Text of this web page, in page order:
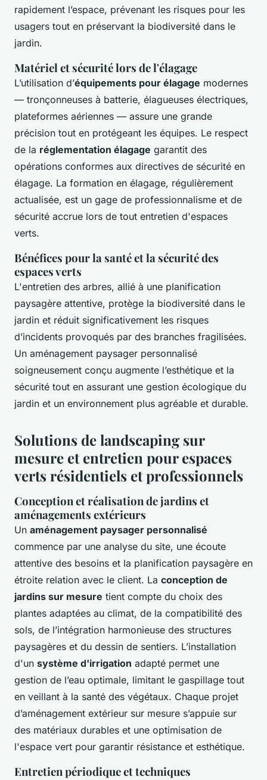
rapidement l’espace, prévenant les risques pour les
usagers tout en préservant la biodiversité dans le
jardin.
Matériel et sécurité lors de l'élagage
L’utilisation d’équipements pour élagage modernes
— tronçonneuses à batterie, élagueuses électriques,
plateformes aériennes — assure une grande
précision tout en protégeant les équipes. Le respect
de la réglementation élagage garantit des
opérations conformes aux directives de sécurité en
élagage. La formation en élagage, régulièrement
actualisée, est un gage de professionnalisme et de
sécurité accrue lors de tout entretien d'espaces
verts.
Bénéfices pour la santé et la sécurité des
espaces verts
L'entretien des arbres, allié à une planification
paysagère attentive, protège la biodiversité dans le
jardin et réduit significativement les risques
d’incidents provoqués par des branches fragilisées.
Un aménagement paysager personnalisé
soigneusement conçu augmente l’esthétique et la
sécurité tout en assurant une gestion écologique du
jardin et un environnement plus agréable et durable.
Solutions de landscaping sur
mesure et entretien pour espaces
verts résidentiels et professionnels
Conception et réalisation de jardins et
aménagements extérieurs
Un aménagement paysager personnalisé
commence par une analyse du site, une écoute
attentive des besoins et la planification paysagère en
étroite relation avec le client. La conception de
jardins sur mesure tient compte du choix des
plantes adaptées au climat, de la compatibilité des
sols, de l’intégration harmonieuse des structures
paysagères et du dessin de sentiers. L’installation
d'un système d'irrigation adapté permet une
gestion de l’eau optimale, limitant le gaspillage tout
en veillant à la santé des végétaux. Chaque projet
d’aménagement extérieur sur mesure s’appuie sur
des matériaux durables et une optimisation de
l'espace vert pour garantir résistance et esthétique.
Entretien périodique et techniques